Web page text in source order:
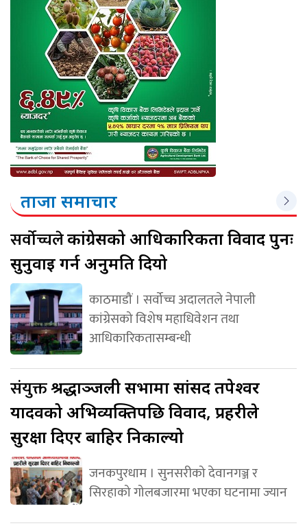
ताजा समाचार
सर्वोच्चलेकांग्रेसको आधिकारिकता विवाद पुनः
सुनुवाइ गर्न अनुमति दियो
काठमाडौं । सर्वोच्च अदालतले नेपाली
कांग्रेसको विशेष महाधिवेशन तथा
आधिकारिकतासम्बन्धी
संयुक्तश्रद्धाञ्जली सभामा सांसद तपेश्वर
यादवको अभिव्यक्तिपछि विवाद, प्रहरीले
सुरक्षा दिएर बाहिर निकाल्यो
जनकपुरधाम । सुनसरीको देवानगञ्ज र
सिरहाको गोलबजारमा भएका घटनामा ज्यान